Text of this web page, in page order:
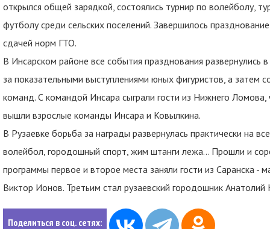
открылся общей зарядкой, состоялись турнир по волейболу,
футболу среди сельских поселений. Завершилось
сдачей норм ГТО.
В Инсарском районе все события празднования
за показательными выступлениями юных фигуристов, а затем
команд. С командой Инсара сыграли гости из Нижнего
вышли взрослые команды Инсара и Ковылкина.
В Рузаевке борьба за награды развернулась практически на
волейбол, городошный спорт, жим штанги лежа... Прошли и
программы первое и второе места заняли гости из Саранска -
Виктор Ионов. Третьим стал рузаевский городошник Анатолий
Поделиться в соц. сетях: